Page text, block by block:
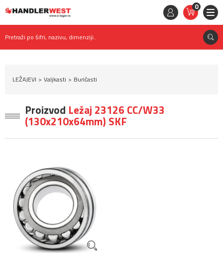
0
STAVKE
0,
RSD
Pretraži po šifri, nazivu, dimenziji..
LEŽAJEVI Valjkasti Buričasti
Proizvod Ležaj 23126 CC/W33
(130x210x64mm) SKF